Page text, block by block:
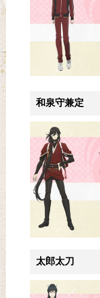
和泉守兼定
太郎太刀